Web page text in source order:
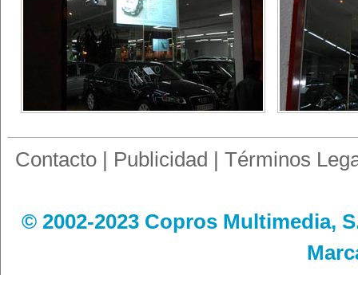
Contacto | Publicidad |Términos
© 2002-2023 Copros Multimedia,